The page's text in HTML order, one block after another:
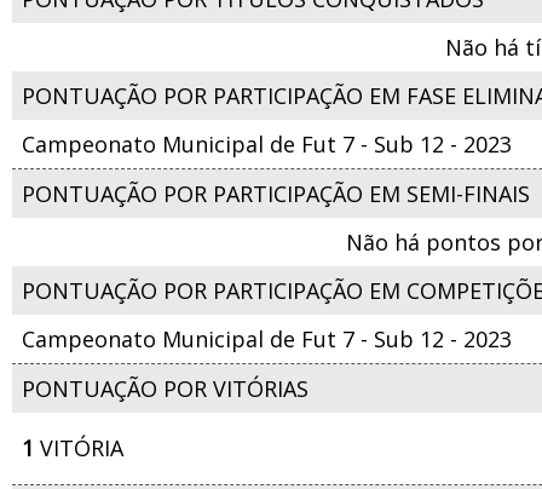
Não há
PONTUAÇÃO POR PARTICIPAÇÃO EM FASE
Campeonato Municipal de Fut 7 - Sub 12 - 2023
PONTUAÇÃO POR PARTICIPAÇÃO EM SEMI-FINAIS
Não há pontos
PONTUAÇÃO POR PARTICIPAÇÃO EM
Campeonato Municipal de Fut 7 - Sub 12 - 2023
PONTUAÇÃO POR VITÓRIAS
1 VITÓRIA